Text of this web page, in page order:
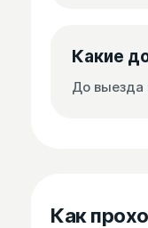
Какие
До выезда
Как